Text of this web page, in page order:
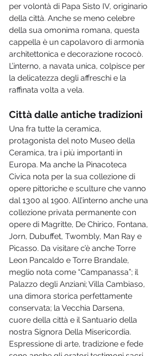
per volontà di Papa Sisto IV, originario
della città. Anche se meno celebre
della sua omonima romana, questa
cappella è un capolavoro di armonia
architettonica e decorazione rococò.
L’interno, a navata unica, colpisce per
la delicatezza degli affreschi e la
raffinata volta a vela.
Città dalle antiche tradizioni
Una fra tutte la ceramica,
protagonista del noto Museo della
Ceramica, tra i più importanti in
Europa. Ma anche la Pinacoteca
Civica nota per la sua collezione di
opere pittoriche e sculture che vanno
dal 1300 al 1900. All’interno anche una
collezione privata permanente con
opere di Magritte, De Chirico, Fontana,
Jorn, Dubuffet, Twombly, Man Ray e
Picasso. Da visitare c’è anche Torre
Leon Pancaldo e Torre Brandale,
meglio nota come “Campanassa”; il
Palazzo degli Anziani; Villa Cambiaso,
una dimora storica perfettamente
conservata; la Vecchia Darsena,
cuore della città e il Santuario della
nostra Signora Della Misericordia.
Espressione di arte, tradizione e fede